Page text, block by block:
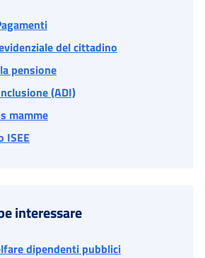
del cittadino
pensione
(ADI)
mamme
ISEE
interessare
dipendenti pubblici